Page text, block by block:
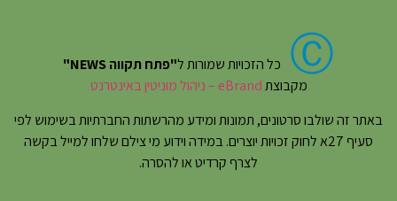
Ⓒ כל הזכויות שמורות ל"פתח תקווה NEWS"
מקבוצתeBrand – ניהול מוניטין באינטרנט
באתר זה שולבו סרטונים, תמונות ומידע מהרשתות החברתיות בשימוש לפי
סעיף 27א לחוק זכויות יוצרים. במידה וידוע מי צילם שלחו למייל בקשה
לצרף קרדיט או להסרה.